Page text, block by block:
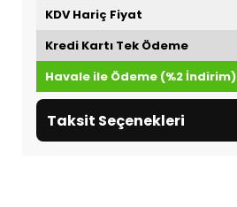
KDV Hariç Fiyat
Kredi Kartı Tek Ödeme
Havale ile Ödeme (%2 İndirim)
Taksit Seçenekleri